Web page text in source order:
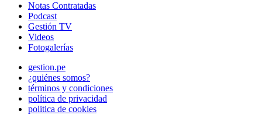
Notas Contratadas
Podcast
Gestión TV
Videos
Fotogalerías
gestion.pe
¿quiénes somos?
términos y condiciones
política de privacidad
politica de cookies